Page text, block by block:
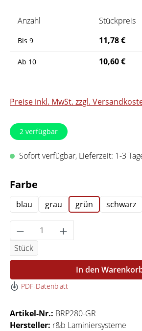
Anzahl Stückpreis
Bis 9 11,78 €
Ab 10 10,60 €
Preise inkl. MwSt. zzgl.
2 verfügbar
Sofort verfügbar, Lieferzeit: 1-3
Farbe
blau grau grün schwarz
Produkt Anzahl: Gib den
Stück
In den
PDF-Datenblatt
Artikel-Nr.: BRP280-GR
Hersteller: r&b Laminiersysteme